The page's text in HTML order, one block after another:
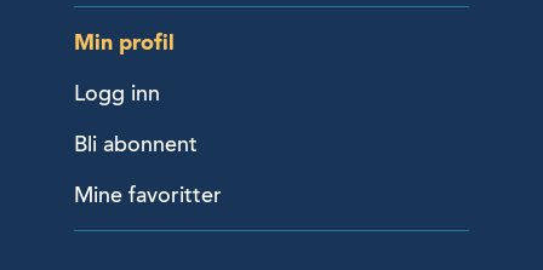
Min profil
Logg inn
Bli abonnent
Mine favoritter